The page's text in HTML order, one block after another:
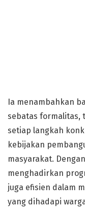
Ia menambahkan
sebatas formalitas,
setiap langkah
kebijakan
masyarakat.
menghadirkan
juga efisien dalam
yang dihadapi